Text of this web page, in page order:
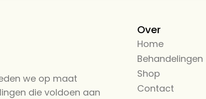
we op maat
die voldoen aan
Over
Home
Behandelingen
← Back
Alle Diensten
Beauty Care
Diensten
Shop
Contact